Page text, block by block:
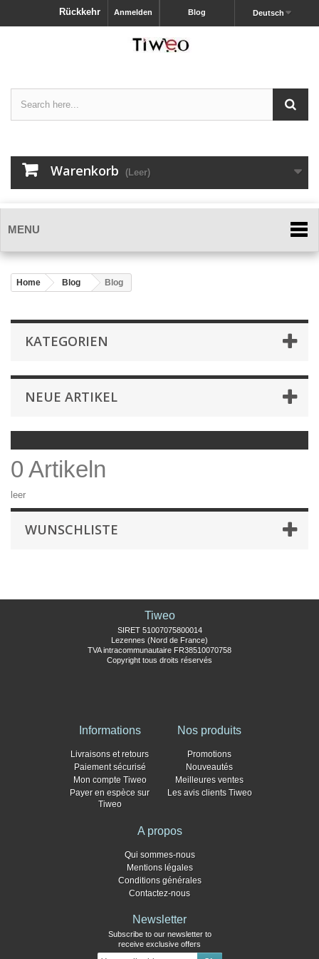
Deutsch
Blog
Anmelden
Rückkehr
Warenkorb (Leer)
MENU
Home Blog Blog
KATEGORIEN
NEUE ARTIKEL
0 Artikeln
leer
WUNSCHLISTE
Tiweo
SIRET 51007075800014
Lezennes (Nord de France)
TVA intracommunautaire FR38510070758
Copyright tous droits réservés
Informations
Livraisons et retours
Paiement sécurisé
Mon compte Tiweo
Payer en espèce sur
Tiweo
Nos produits
Promotions
Nouveautés
Meilleures ventes
Les avis clients Tiweo
A propos
Qui sommes-nous
Mentions légales
Conditions générales
Contactez-nous
Newsletter
Subscribe to our newsletter to
receive exclusive offers